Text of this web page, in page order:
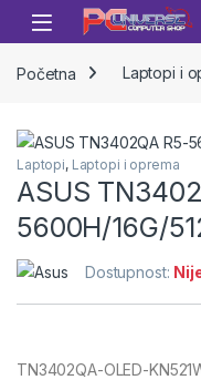
Skip to navigation
Skip to content
Open
Početna Laptopi i
Laptopi, Laptopi i oprema
ASUS
5600H/16G/
Dostupnost:
TN3402QA-OLED-